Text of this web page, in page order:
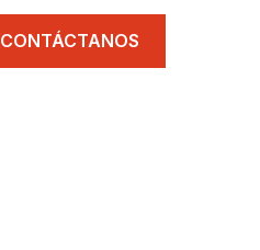
CONTÁCTANOS